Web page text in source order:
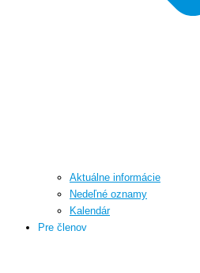
Aktuálne informácie
Nedeľné oznamy
Kalendár
Pre členov